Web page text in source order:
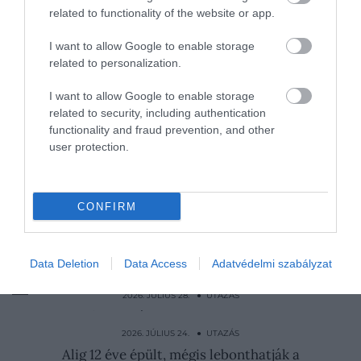
related to functionality of the website or app.
I want to allow Google to enable storage
related to personalization.
I want to allow Google to enable storage
related to security, including authentication
functionality and fraud prevention, and other
user protection.
CONFIRM
Data Deletion Data Access Adatvédelmi szabályzat
A képeket elnézve nem is csoda, hogy sokan
szervezik ide az esküvőjüket, hiszen az eldugott kis
lenne. Az apró kápolna és a templomok igazán
meghitt hangulatot árasztanak magukból, a zöldellő
kertek pedig tökéletesek lehetnek a boldogító igen
kimondására.
Nyitókép:Orta San Giulio igazán népszerű a
jegyesek körében
2026. JÚLIUS 28. ● UTAZÁS
Istennőként bánnak az új feleséggel ennél
az afrikai népnél
2026. JÚLIUS 24. ● UTAZÁS
Alig 12 éve épült, mégis lebonthatják a